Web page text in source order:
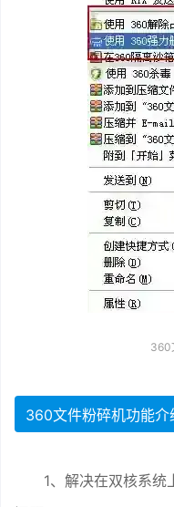
360
360文件粉碎机功能介
1、解决在双核系